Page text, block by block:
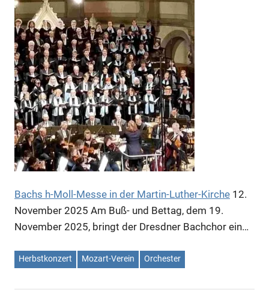
Bachs h-Moll-Messe in der Martin-Luther-Kirche 12.
November 2025 Am Buß- und Bettag, dem 19.
November 2025, bringt der Dresdner Bachchor ein…
Herbstkonzert Mozart-Verein Orchester